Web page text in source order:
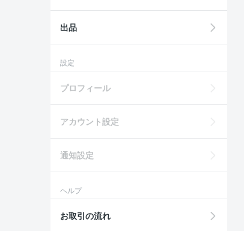
出品
設定
プロフィール
アカウント設定
通知設定
ヘルプ
お取引の流れ